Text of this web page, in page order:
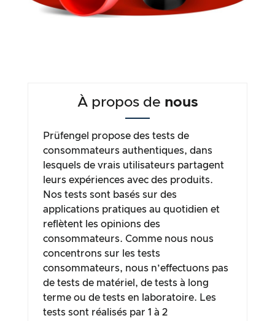
À propos de nous
Prüfengel propose des tests de
consommateurs authentiques, dans
lesquels de vrais utilisateurs partagent
leurs expériences avec des produits.
Nos tests sont basés sur des
applications pratiques au quotidien et
reflètent les opinions des
consommateurs. Comme nous nous
concentrons sur les tests
consommateurs, nous n’effectuons pas
de tests de matériel, de tests à long
terme ou de tests en laboratoire. Les
tests sont réalisés par 1 à 2